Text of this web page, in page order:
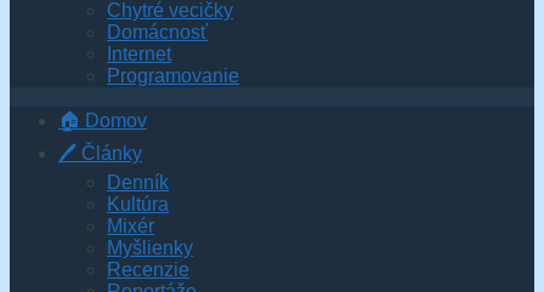
Chytré vecičky
Domácnosť
Internet
Programovanie
🏠 Domov
🖊️ Články
Denník
Kultúra
Mixér
Myšlienky
Recenzie